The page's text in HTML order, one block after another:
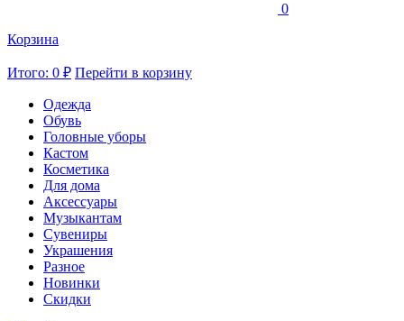
0
Корзина
Итого: 0 ₽ Перейти в корзину
Одежда
Обувь
Головные уборы
Кастом
Косметика
Для дома
Аксессуары
Музыкантам
Сувениры
Украшения
Разное
Новинки
Скидки